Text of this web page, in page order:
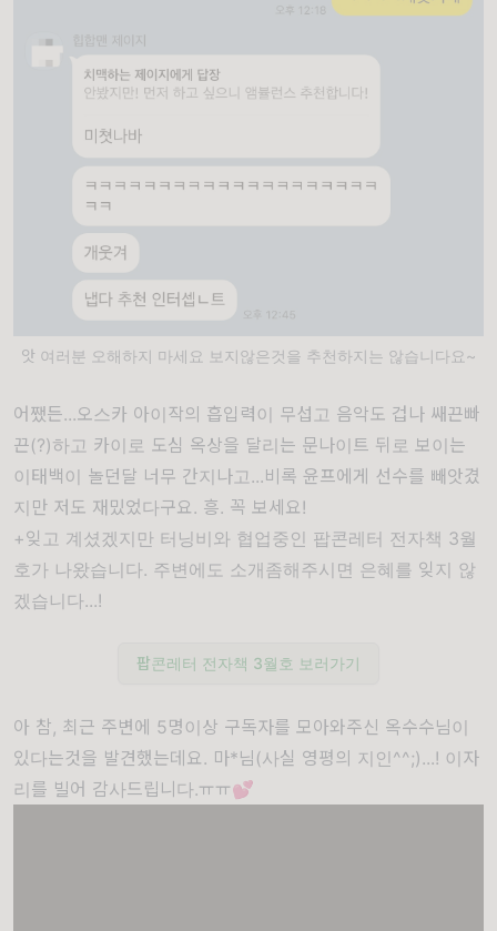
앗 여러분 오해하지 마세요 보지않은것을 추천하지는 않습니다요~
어쨌든...오스카 아이작의 흡입력이 무섭고 음악도 겁나 쌔끈빠
끈(?)하고 카이로 도심 옥상을 달리는 문나이트 뒤로 보이는
이태백이 놀던달 너무 간지나고...비록 윤프에게 선수를 빼앗겼
지만 저도 재밌었다구요. 흥. 꼭 보세요!
+잊고 계셨겠지만 터닝비와 협업중인 팝콘레터 전자책 3월
호가 나왔습니다. 주변에도 소개좀해주시면 은혜를 잊지 않
겠습니다...!
팝콘레터 전자책 3월호 보러가기
아 참, 최근 주변에 5명이상 구독자를 모아와주신 옥수수님이
있다는것을 발견했는데요. 마*님(사실 영평의 지인^^;)...! 이자
리를 빌어 감사드립니다.ㅠㅠ💕